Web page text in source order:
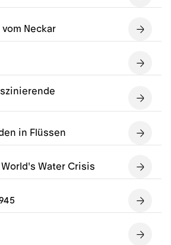
Neckar
in Flüssen
Water Crisis